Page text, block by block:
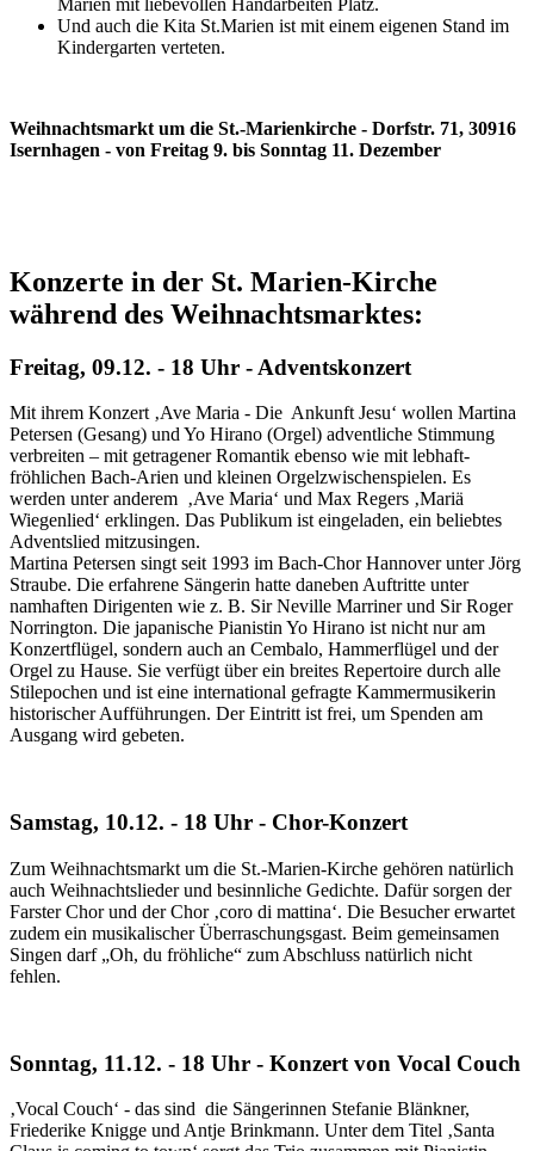
Und auch die Kita St.Marien ist mit einem eigenen Stand im
Kindergarten verteten.
Weihnachtsmarkt um die St.-Marienkirche - Dorfstr. 71, 30916
Isernhagen - von Freitag 9. bis Sonntag 11. Dezember
Konzerte in der St. Marien-Kirche
während des Weihnachtsmarktes:
Freitag, 09.12. - 18 Uhr - Adventskonzert
Mit ihrem Konzert ‚Ave Maria - Die Ankunft Jesu‘ wollen Martina
Petersen (Gesang) und Yo Hirano (Orgel) adventliche Stimmung
verbreiten – mit getragener Romantik ebenso wie mit lebhaft-
fröhlichen Bach-Arien und kleinen Orgelzwischenspielen. Es
werden unter anderem ‚Ave Maria‘ und Max Regers ‚Mariä
Wiegenlied‘ erklingen. Das Publikum ist eingeladen, ein beliebtes
Adventslied mitzusingen.
Martina Petersen singt seit 1993 im Bach-Chor Hannover unter Jörg
Straube. Die erfahrene Sängerin hatte daneben Auftritte unter
namhaften Dirigenten wie z. B. Sir Neville Marriner und Sir Roger
Norrington. Die japanische Pianistin Yo Hirano ist nicht nur am
Konzertflügel, sondern auch an Cembalo, Hammerflügel und der
Orgel zu Hause. Sie verfügt über ein breites Repertoire durch alle
Stilepochen und ist eine international gefragte Kammermusikerin
historischer Aufführungen. Der Eintritt ist frei, um Spenden am
Ausgang wird gebeten.
Samstag, 10.12. - 18 Uhr - Chor-Konzert
Zum Weihnachtsmarkt um die St.-Marien-Kirche gehören natürlich
auch Weihnachtslieder und besinnliche Gedichte. Dafür sorgen der
Farster Chor und der Chor ‚coro di mattina‘. Die Besucher erwartet
zudem ein musikalischer Überraschungsgast. Beim gemeinsamen
Singen darf „Oh, du fröhliche“ zum Abschluss natürlich nicht
fehlen.
Sonntag, 11.12. - 18 Uhr - Konzert von Vocal Couch
‚Vocal Couch‘ - das sind die Sängerinnen Stefanie Blänkner,
Friederike Knigge und Antje Brinkmann. Unter dem Titel ‚Santa